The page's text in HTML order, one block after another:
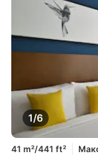
1/6
41 m²/441 ft²